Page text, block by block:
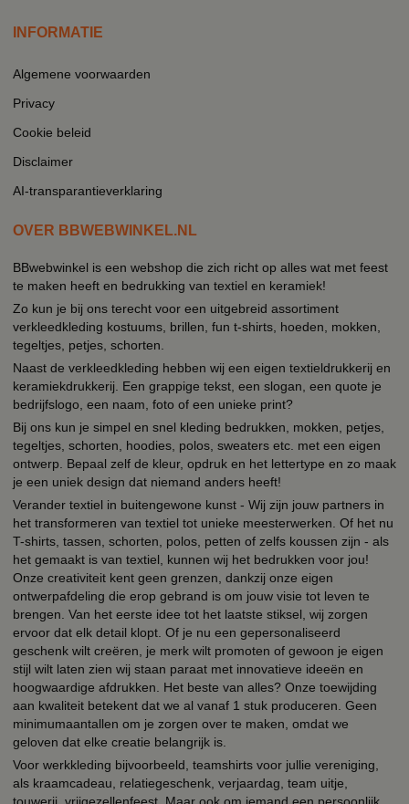
INFORMATIE
Algemene voorwaarden
Privacy
Cookie beleid
Disclaimer
AI-transparantieverklaring
OVER BBWEBWINKEL.NL
BBwebwinkel is een webshop die zich richt op alles wat met feest
te maken heeft en bedrukking van textiel en keramiek!
Zo kun je bij ons terecht voor een uitgebreid assortiment
verkleedkleding kostuums, brillen, fun t-shirts, hoeden, mokken,
tegeltjes, petjes, schorten.
Naast de verkleedkleding hebben wij een eigen textieldrukkerij en
keramiekdrukkerij. Een grappige tekst, een slogan, een quote je
bedrijfslogo, een naam, foto of een unieke print?
Bij ons kun je simpel en snel kleding bedrukken, mokken, petjes,
tegeltjes, schorten, hoodies, polos, sweaters etc. met een eigen
ontwerp. Bepaal zelf de kleur, opdruk en het lettertype en zo maak
je een uniek design dat niemand anders heeft!
Verander textiel in buitengewone kunst - Wij zijn jouw partners in
het transformeren van textiel tot unieke meesterwerken. Of het nu
T-shirts, tassen, schorten, polos, petten of zelfs koussen zijn - als
het gemaakt is van textiel, kunnen wij het bedrukken voor jou!
Onze creativiteit kent geen grenzen, dankzij onze eigen
ontwerpafdeling die erop gebrand is om jouw visie tot leven te
brengen. Van het eerste idee tot het laatste stiksel, wij zorgen
ervoor dat elk detail klopt. Of je nu een gepersonaliseerd
geschenk wilt creëren, je merk wilt promoten of gewoon je eigen
stijl wilt laten zien wij staan paraat met innovatieve ideeën en
hoogwaardige afdrukken. Het beste van alles? Onze toewijding
aan kwaliteit betekent dat we al vanaf 1 stuk produceren. Geen
minimumaantallen om je zorgen over te maken, omdat we
geloven dat elke creatie belangrijk is.
Voor werkkleding bijvoorbeeld, teamshirts voor jullie vereniging,
als kraamcadeau, relatiegeschenk, verjaardag, team uitje,
touwerij, vrijgezellenfeest. Maar ook om iemand een persoonlijk